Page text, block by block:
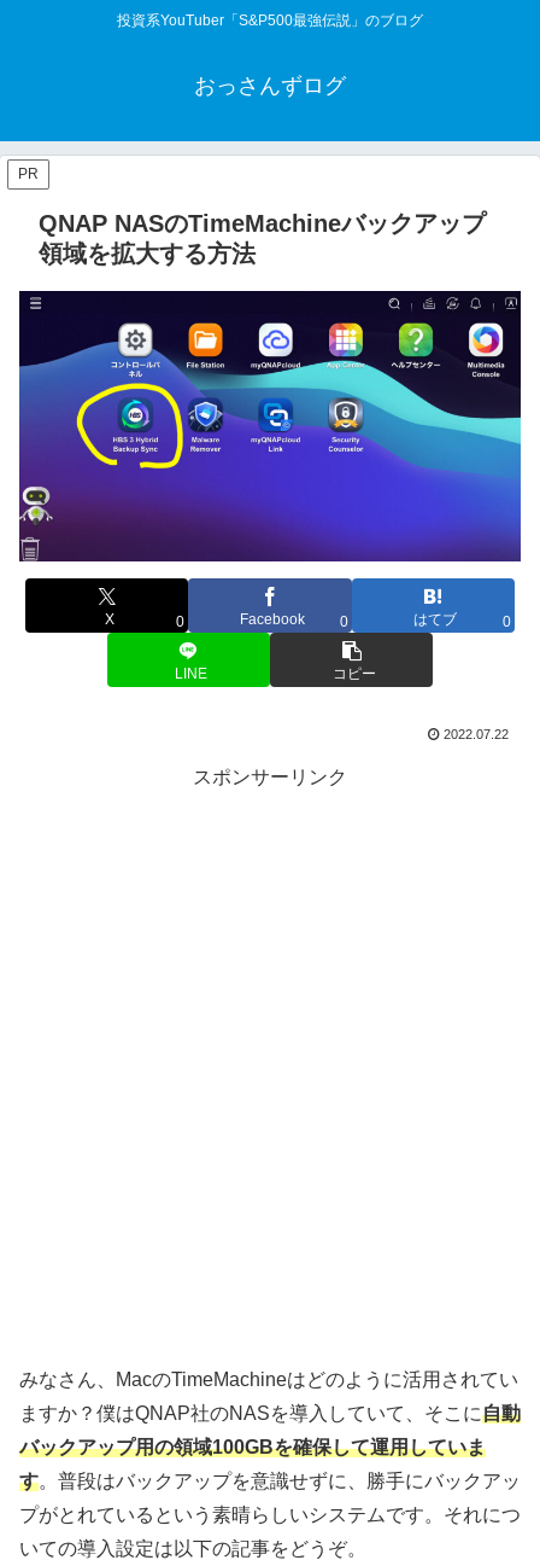
投資系YouTuber「S&P500最強伝説」のブログ
おっさんずログ
PR
QNAP NASのTimeMachineバックアップ
領域を拡大する方法
X 0 Facebook 0 はてブ 0
LINE コピー
2022.07.22
スポンサーリンク
みなさん、MacのTimeMachineはどのように活用されてい
ますか？僕はQNAP社のNASを導入していて、そこに自動
バックアップ用の領域100GBを確保して運用していま
す。普段はバックアップを意識せずに、勝手にバックアッ
プがとれているという素晴らしいシステムです。それにつ
いての導入設定は以下の記事をどうぞ。